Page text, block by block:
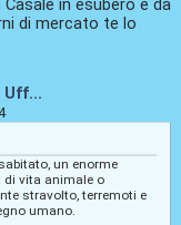
in esubero e da
di mercato te lo
un enorme
di vita animale o
stravolto, terremoti e
umano.